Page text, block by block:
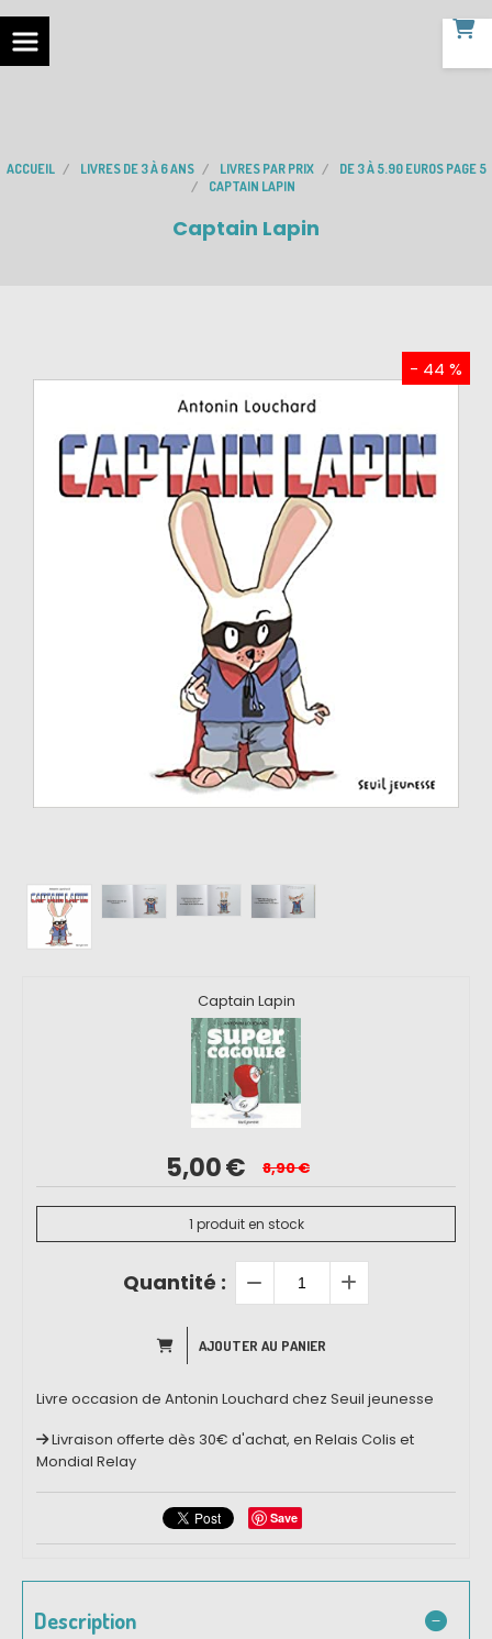
ACCUEIL LIVRES DE 3 À 6 ANS LIVRES PAR PRIX
DE 3 À 5.90 EUROS PAGE 5
CAPTAIN LAPIN
Captain Lapin
- 44 %
Captain Lapin
5,00€ 8,90€
1 produit en stock
Quantité :
AJOUTER AU PANIER
Livre occasion de Antonin Louchard chez Seuil jeunesse
Livraison offerte dès 30€ d'achat, en Relais Colis et
Mondial Relay
Save
Description